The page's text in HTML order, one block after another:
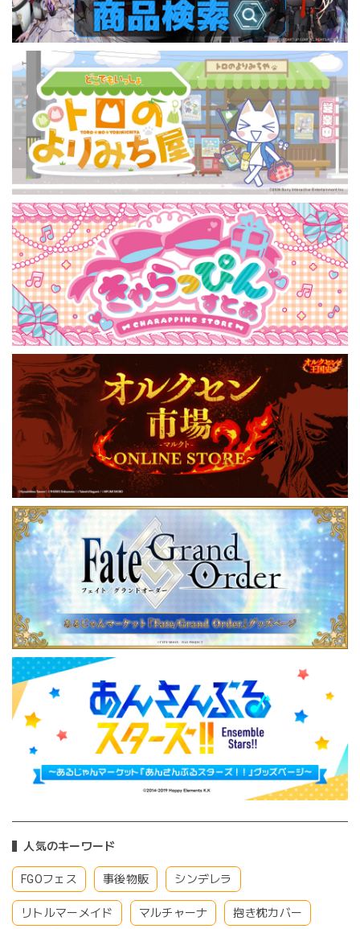
人気のキーワード
FGOフェス 事後物販 シンデレラ
リトルマーメイド マルチャーナ 抱き枕カバー